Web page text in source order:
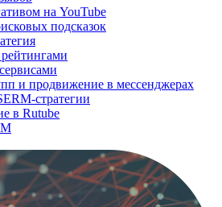
на YouTube
подсказок
и продвижение в мессенджерах
стратегии
в Rutube